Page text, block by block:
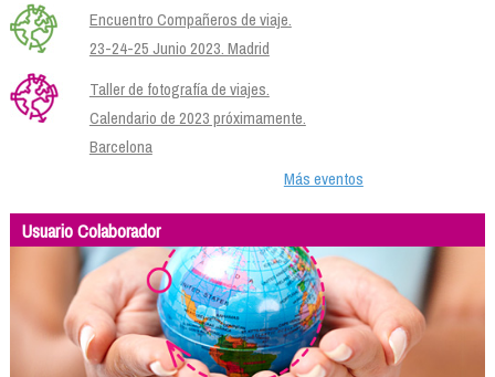
Encuentro Compañeros de viaje.
23-24-25 Junio 2023. Madrid
Taller de fotografía de viajes.
Calendario de 2023 próximamente.
Barcelona
Más eventos
Usuario Colaborador